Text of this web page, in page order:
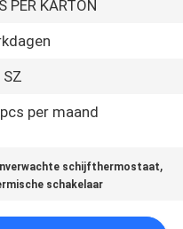
PER KARTON
SZ
per maand
schijfthermostaat,
schakelaar